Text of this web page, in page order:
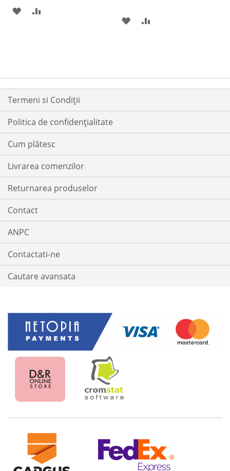
ADAUGATI
DORINTE
ADAUGATI
DORINTE
Termeni si Condiții
Politica de confidențialitate
Cum plătesc
Livrarea comenzilor
Returnarea produselor
Contact
ANPC
Contactati-ne
Cautare avansata